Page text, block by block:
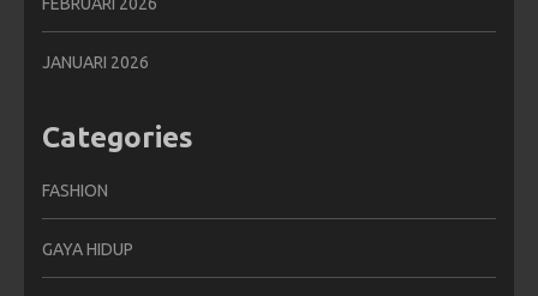
FEBRUARI 2026
JANUARI 2026
Categories
FASHION
GAYA HIDUP